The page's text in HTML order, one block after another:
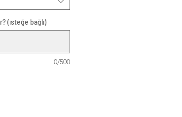
(isteğe bağlı)
0/500